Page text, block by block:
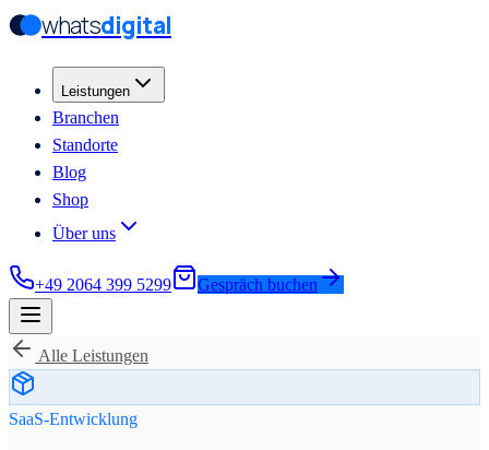
Zum Hauptinhalt springen
Zum Hauptinhalt springen
whatsdigital
Leistungen
Branchen
Standorte
Blog
Shop
Über uns
+49 2064 399 5299 Gespräch buchen
Alle Leistungen
SaaS-Entwicklung